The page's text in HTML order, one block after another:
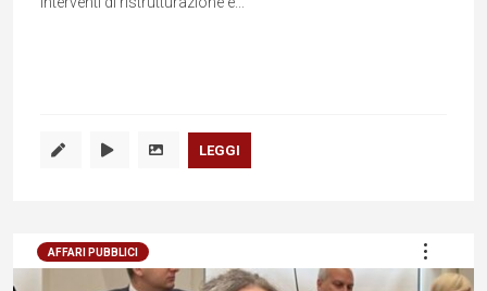
LEGGI
AFFARI PUBBLICI